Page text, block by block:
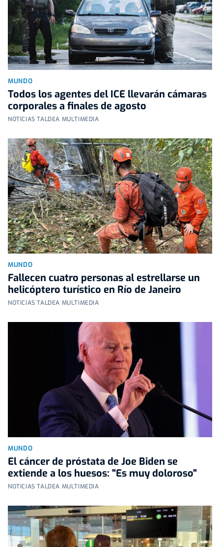
MUNDO
Todos los agentes del ICE llevarán cámaras
corporales a finales de agosto
NOTICIAS TALDEA MULTIMEDIA
MUNDO
Fallecen cuatro personas al estrellarse un
helicóptero turístico en Río de Janeiro
NOTICIAS TALDEA MULTIMEDIA
MUNDO
El cáncer de próstata de Joe Biden se
extiende a los huesos: "Es muy doloroso"
NOTICIAS TALDEA MULTIMEDIA